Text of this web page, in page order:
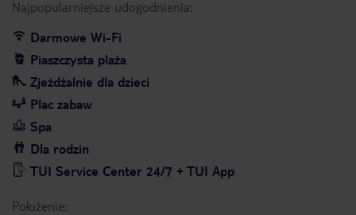
Najpopularniejsze udogodnienia:
Darmowe Wi-Fi
Piaszczysta plaża
Zjeżdżalnie dla dzieci
Plac zabaw
Spa
Dla rodzin
TUI Service Center 24/7 + TUI App
Położenie: